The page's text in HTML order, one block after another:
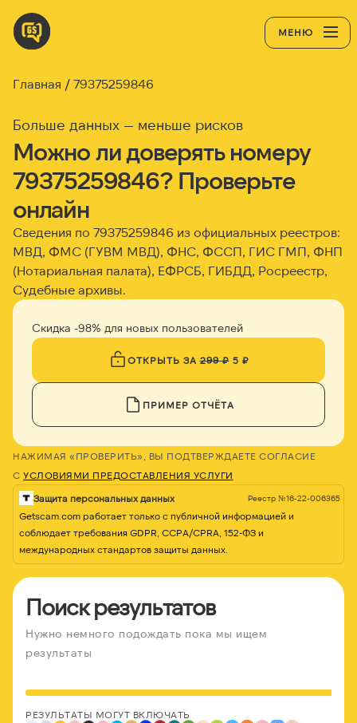
МЕНЮ
Главная 79375259846
Больше данных — меньше рисков
Можно ли доверять номеру
79375259846? Проверьте
онлайн
Сведения по 79375259846 из официальных реестров:
МВД, ФМС (ГУВМ МВД), ФНС, ФССП, ГИС ГМП, ФНП
(Нотариальная палата), ЕФРСБ, ГИБДД, Росреестр,
Судебные архивы.
Скидка -98% для новых пользователей
ОТКРЫТЬ ЗА299 ₽5 ₽
ПРИМЕР ОТЧЁТА
НАЖИМАЯ «ПРОВЕРИТЬ», ВЫ ПОДТВЕРЖДАЕТЕ СОГЛАСИЕ
С УСЛОВИЯМИ ПРЕДОСТАВЛЕНИЯ УСЛУГИ
Защита персональных данных Реестр №16-22-006365
Getscam.com работает только с публичной информацией и
соблюдает требования GDPR, CCPA/CPRA, 152-ФЗ и
международных стандартов защиты данных.
Поиск результатов
Нужно немного подождать пока мы ищем
результаты
РЕЗУЛЬТАТЫ МОГУТ ВКЛЮЧАТЬ